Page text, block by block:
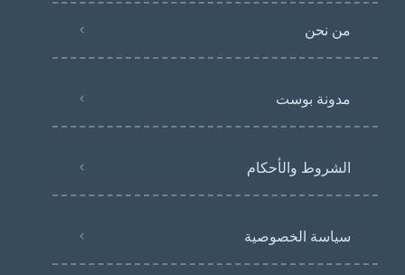
من نحن
مدونة بوست
الشروط والأحكام
سياسة الخصوصية